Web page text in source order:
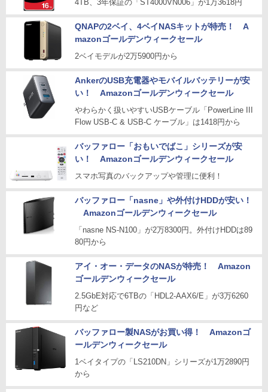
4TB、3年保証の「ST4000VN006」が1万3618円
QNAPの2ベイ、4ベイNASキットが特売！ A
mazonゴールデンウィークセール
2ベイモデルが2万5900円から
AnkerのUSB充電器やモバイルバッテリーが安
い！ Amazonゴールデンウィークセール
やわらかく扱いやすいUSBケーブル「PowerLine III
Flow USB-C & USB-C ケーブル」は1418円から
バッファロー「おもいでばこ」シリーズが安
い！ Amazonゴールデンウィークセール
スマホ写真のバックアップや管理に便利！
バッファロー「nasne」や外付けHDDが安い！
Amazonゴールデンウィークセール
「nasne NS-N100」が2万8300円。外付けHDDは89
80円から
アイ・オー・データのNASが特売！ Amazon
ゴールデンウィークセール
2.5GbE対応で6TBの「HDL2-AAX6/E」が3万6260
円など
バッファロー製NASがお買い得！ Amazonゴ
ールデンウィークセール
1ベイタイプの「LS210DN」シリーズが1万2890円
から